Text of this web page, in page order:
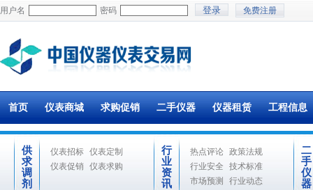
用户名 密码 免费注册
首页 仪表商城 求购促销 二手仪器 仪器租赁 工程信息
供
求
调
剂
仪表招标 仪表定制
仪表促销
仪表求购
行
业
资
讯
热点评论 政策法规
行业安全
技术标准
市场预测
行业动态
二
手
仪
器